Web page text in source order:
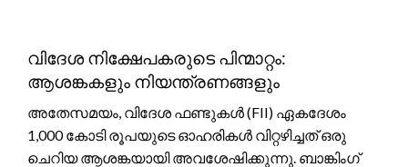
വിദേശ നിക്ഷേപകരുടെ പിന്മാറ്റം:
ആശങ്കകളും നിയന്ത്രണങ്ങളും
അതേസമയം, വിദേശ ഫണ്ടുകൾ (FII) ഏകദേശം
1,000 കോടി രൂപയുടെ ഓഹരികൾ വിറ്റഴിച്ചത് ഒരു
ചെറിയ ആശങ്കയായി അവശേഷിക്കുന്നു. ബാങ്കിംഗ്